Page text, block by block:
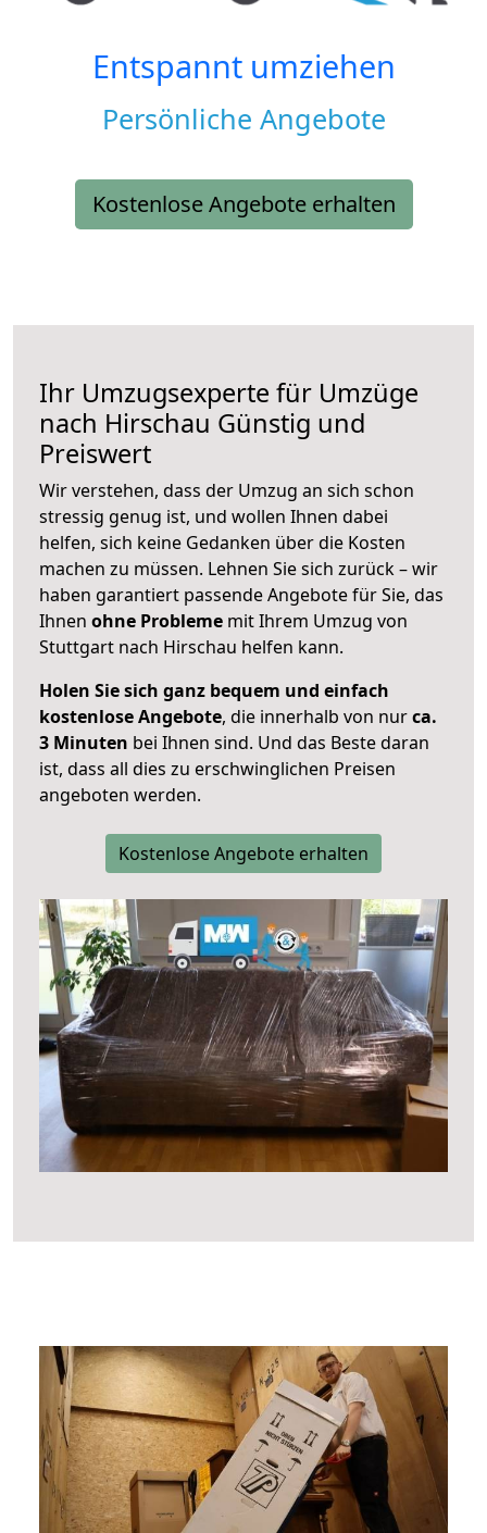
Entspannt umziehen
Persönliche Angebote
Kostenlose Angebote erhalten
Ihr Umzugsexperte für Umzüge
nach Hirschau Günstig und
Preiswert
Wir verstehen, dass der Umzug an sich schon
stressig genug ist, und wollen Ihnen dabei
helfen, sich keine Gedanken über die Kosten
machen zu müssen. Lehnen Sie sich zurück – wir
haben garantiert passende Angebote für Sie, das
Ihnen ohne Probleme mit Ihrem Umzug von
Stuttgart nach Hirschau helfen kann.
Holen Sie sich ganz bequem und einfach
kostenlose Angebote, die innerhalb von nurca.
3 Minuten bei Ihnen sind. Und das Beste daran
ist, dass all dies zu erschwinglichen Preisen
angeboten werden.
Kostenlose Angebote erhalten